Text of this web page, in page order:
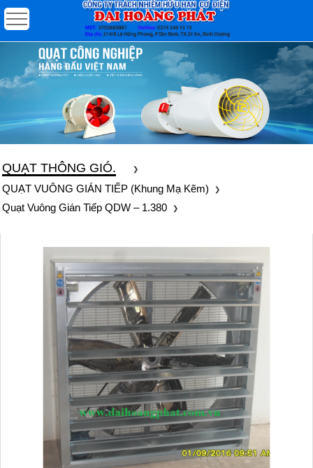
QUẠT THÔNG GIÓ.
QUẠT VUÔNG GIÁN TIẾP (khung Mạ Kẽm)
Quạt Vuông Gián Tiếp QDW – 1.380